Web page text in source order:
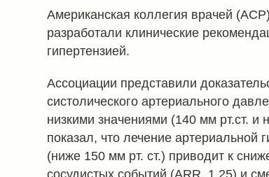
Американская коллегия врачей
разработали клинические
гипертензией.
Ассоциации представили
систолического артериального
низкими значениями (140 мм рт.ст.
показал, что лечение артериальной
(ниже 150 мм рт. ст.) приводит к
сосудистых событий (ARR, 1,25) и